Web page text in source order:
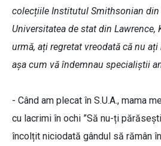
colecțiile Institutul Smithsonian
Universitatea de stat din Lawrence,
urmă, ați regretat vreodată că nu ați
așa cum vă îndemnau specialiștii
- Când am plecat în S.U.A., mama
cu lacrimi în ochi ”Să nu-ți
încolțit niciodată gândul să rămân